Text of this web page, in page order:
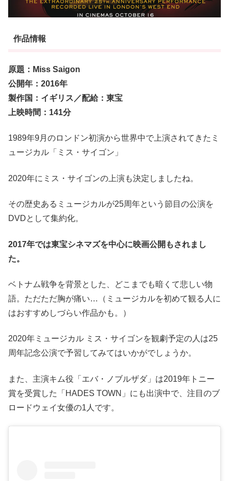
作品情報
原題：Miss Saigon
公開年：2016年
製作国：イギリス／配給：東宝
上映時間：141分
1989年9月のロンドン初演から世界中で上演されてきたミ
ュージカル「ミス・サイゴン」
2020年にミス・サイゴンの上演も決定しましたね。
その歴史あるミュージカルが25周年という節目の公演を
DVDとして集約化。
2017年では東宝シネマズを中心に映画公開もされまし
た。
ベトナム戦争を背景とした、どこまでも暗くて悲しい物
語。ただただ胸が痛い…
（ミュージカルを初めて観る人に
はおすすめしづらい作品かも。）
2020年ミュージカル ミス・サイゴンを観劇予定の人は25
周年記念公演で予習してみてはいかがでしょうか。
また、主演キム役「エバ・ノブルザダ」は2019年トニー
賞を受賞した「HADES TOWN」にも出演中で、注目のブ
ロードウェイ女優の1人です。